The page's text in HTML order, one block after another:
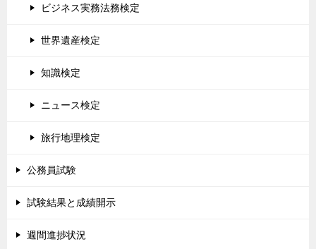
ビジネス実務法務検定
世界遺産検定
知識検定
ニュース検定
旅行地理検定
公務員試験
試験結果と成績開示
週間進捗状況